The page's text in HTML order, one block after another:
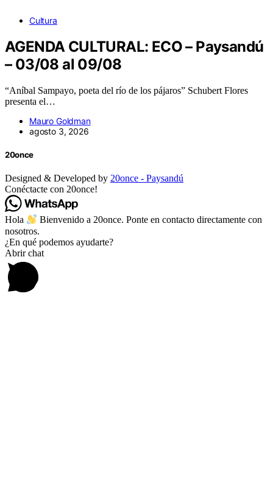
Cultura
AGENDA CULTURAL: ECO – Paysandú
– 03/08 al 09/08
“Aníbal Sampayo, poeta del río de los pájaros” Schubert Flores
presenta el…
Mauro Goldman
agosto 3, 2026
20once
Designed & Developed by 20once - Paysandú
Conéctacte con 20once!
Hola
Bienvenido a 20once. Ponte en contacto directamente con
nosotros.
¿En qué podemos ayudarte?
Abrir chat